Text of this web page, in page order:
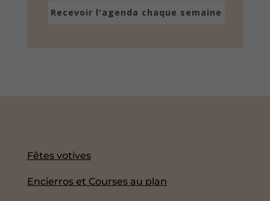
Recevoir l'agenda chaque semaine
Fêtes votives
Encierros et Courses au plan